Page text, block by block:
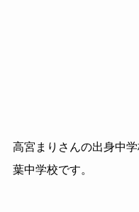
高宮まりさんの出身中
葉中学校です。